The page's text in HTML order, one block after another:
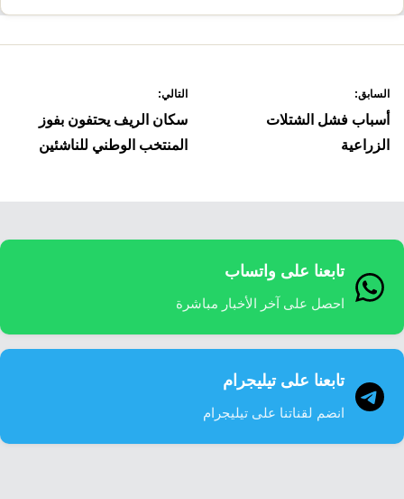
المقالات
السابق:
أسباب فشل الشتلات
الزراعية
التالي:
سكان الريف يحتفون بفوز
المنتخب الوطني للناشئين
تابعنا على واتساب
احصل على آخر الأخبار مباشرة
تابعنا على تيليجرام
انضم لقناتنا على تيليجرام